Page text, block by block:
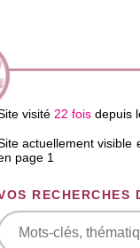
visité 22 fois depuis
actuellement visible
page 1
RECHERCHES